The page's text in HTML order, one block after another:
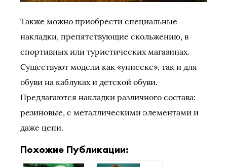
Также можно приобрести специальные
накладки, препятствующие скольжению, в
спортивных или туристических магазинах.
Существуют модели как «унисекс», так и для
обуви на каблуках и детской обуви.
Предлагаются накладки различного состава:
резиновые, с металлическими элементами и
даже цепи.
Похожие Публикации: